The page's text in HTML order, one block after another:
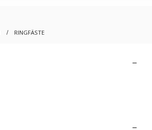
RINGFÄSTE